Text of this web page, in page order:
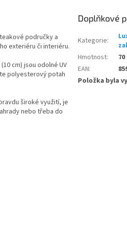
područky a
exteriéru či interiéru.
cm) jsou odolné UV
polyesterový potah
široké využití, je
nebo třeba do
Doplňkové
Kategorie:
Hmotnost:
EAN:
Položka byla